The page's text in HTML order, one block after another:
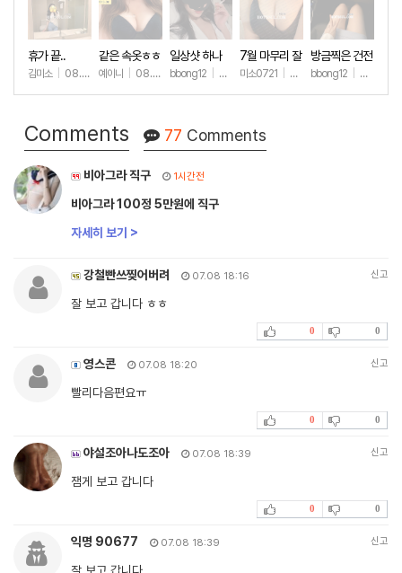
휴가 끝..
김미소 08.07 +94
같은 속옷ㅎㅎ
예이니 08.04 +67
일상샷 하나
bbong12 07.31+89
7월 마무리 잘
하세요🫶
미소0721 07.31+257
방금찍은 건전
한 일상샷
bbong12 07.28
Comments 77 Comments
비아그라 직구 1시간전
비아그라 100정 5만원에 직구
자세히 보기 >
강철빤쓰찢어버려 07.08 18:16 신고
잘 보고 갑니다 ㅎㅎ
0 0
영스콘 07.08 18:20 신고
빨리다음편요ㅠ
0 0
야설조아나도조아 07.08 18:39 신고
잼게 보고 갑니다
0 0
익명 90677 07.08 18:39 신고